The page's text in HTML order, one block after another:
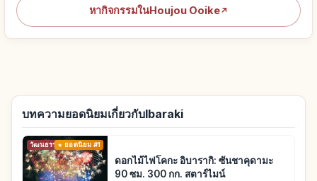
หากิจกรรมในHoujou Ooike↗
บทความยอดนิยมเกี่ยวกับIbaraki
วัฒนธรรมดั้งเดิมยอดนิยม #1
ดอกไม้ไฟโคกะ อิบารากิ: ซันชาคุดามะ
90 ซม. 300 กก. สตาร์ไมน์